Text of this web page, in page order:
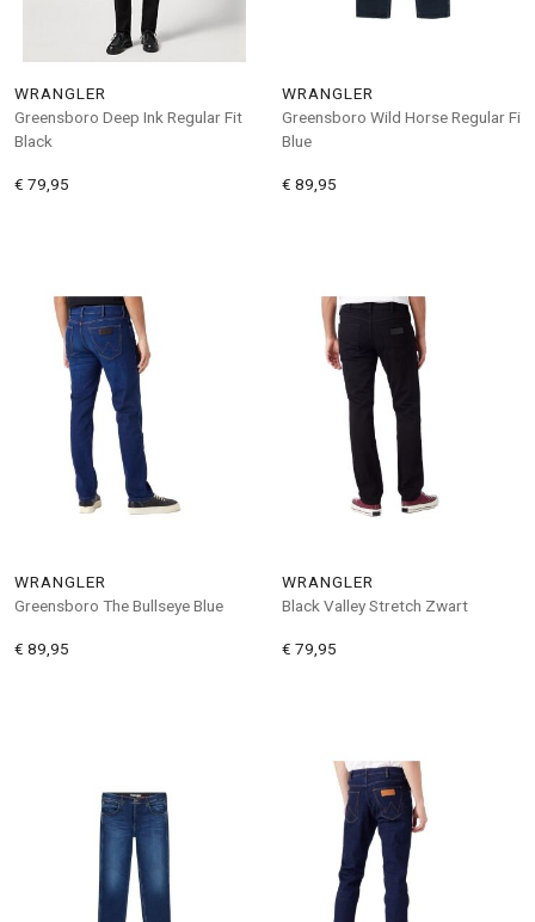
WRANGLER
Greensboro Deep Ink Regular Fit
Black
€ 79,95
WRANGLER
Greensboro Wild Horse Regular Fi
Blue
€ 89,95
WRANGLER
Greensboro The Bullseye Blue
€ 89,95
WRANGLER
Black Valley Stretch Zwart
€ 79,95